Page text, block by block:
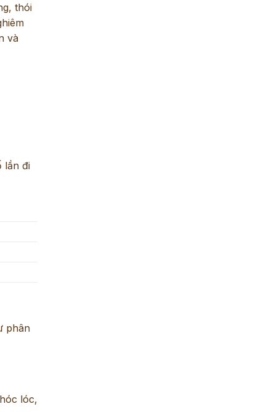
thói
và
lần đi
phân
lóc,